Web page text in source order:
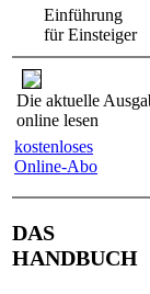
Einführung
für Einsteiger
Die aktuelle
online lesen
kostenloses
Online-Abo
DAS
HANDBUCH